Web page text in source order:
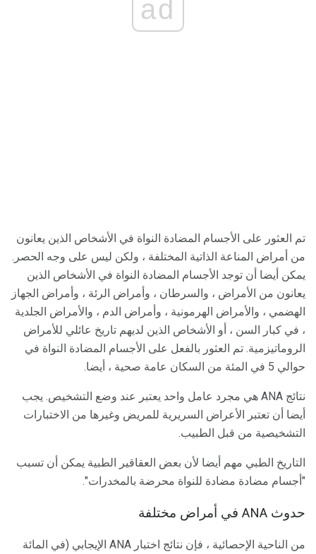
ad
تم العثور على الأجسام المضادة النواة في الأشخاص الذين يعانون
من أمراض المناعة الذاتية المختلفة ، ولكن ليس على وجه الحصر.
يمكن أيضا أن توجد الأجسام المضادة النواة في الأشخاص الذين
يعانون من الأمراض ، والسرطان ، وأمراض الرئة ، وأمراض الجهاز
الهضمي ، والأمراض الهرمونية ، وأمراض الدم ، والأمراض الجلدية
، في كبار السن ، أو الأشخاص الذين لديهم تاريخ عائلي للأمراض
الروماتيزمية. تم العثور بالفعل على الأجسام المضادة النواة في
حوالي 5 في المئة من السكان عامة صحية ، أيضا.
نتائج ANA هي مجرد عامل واحد يعتبر عند وضع التشخيص. يجب
أيضا أن تعتبر الأعراض السريرية للمريض وغيرها من الاختبارات
التشخيصية من قبل الطبيب.
التاريخ الطبي مهم أيضا لأن بعض العقاقير الطبية يمكن أن تسبب
"أجسام مضادة مضادة للنواة محرضة بالمخدرات".
حدوث ANA في أمراض مختلفة
من الناحية الإحصائية ، فإن نتائج اختبار ANA الإيجابي (في المائة